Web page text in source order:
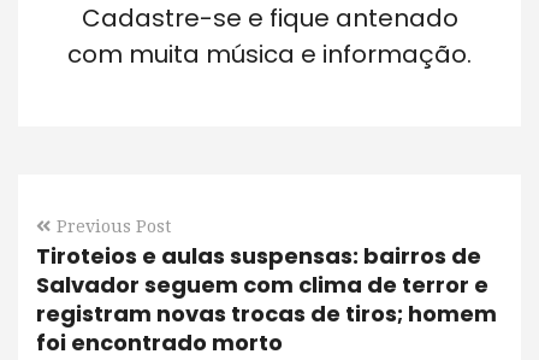
Cadastre-se e fique antenado
com muita música e informação.
Previous Post
Tiroteios e aulas suspensas: bairros de
Salvador seguem com clima de terror e
registram novas trocas de tiros; homem
foi encontrado morto